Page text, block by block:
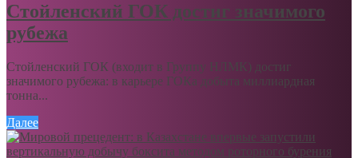
Стойленский ГОК достиг значимого
рубежа
Стойленский ГОК (входит в Группу НЛМК) достиг
значимого рубежа: в карьере ГОКа добыта миллиардная
тонна...
Далее